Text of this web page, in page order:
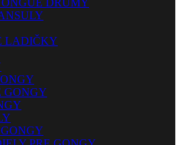
DRUMY
LADIČKY
GONGY